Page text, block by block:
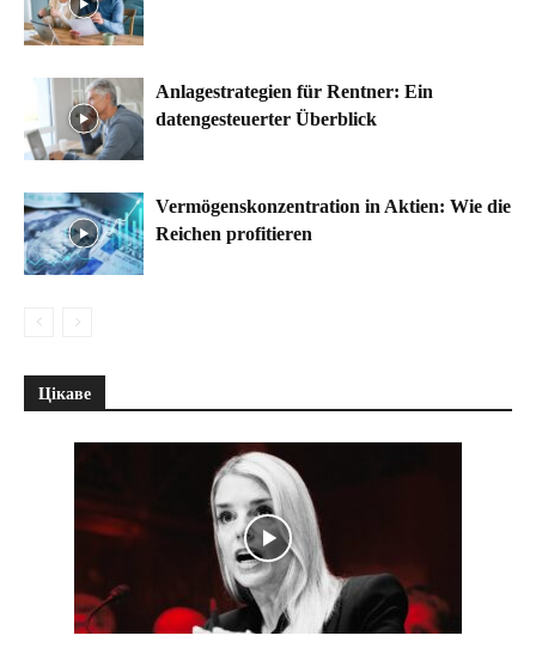
Anlagestrategien für Rentner: Ein
datengesteuerter Überblick
Vermögenskonzentration in Aktien: Wie die
Reichen profitieren
Цікаве